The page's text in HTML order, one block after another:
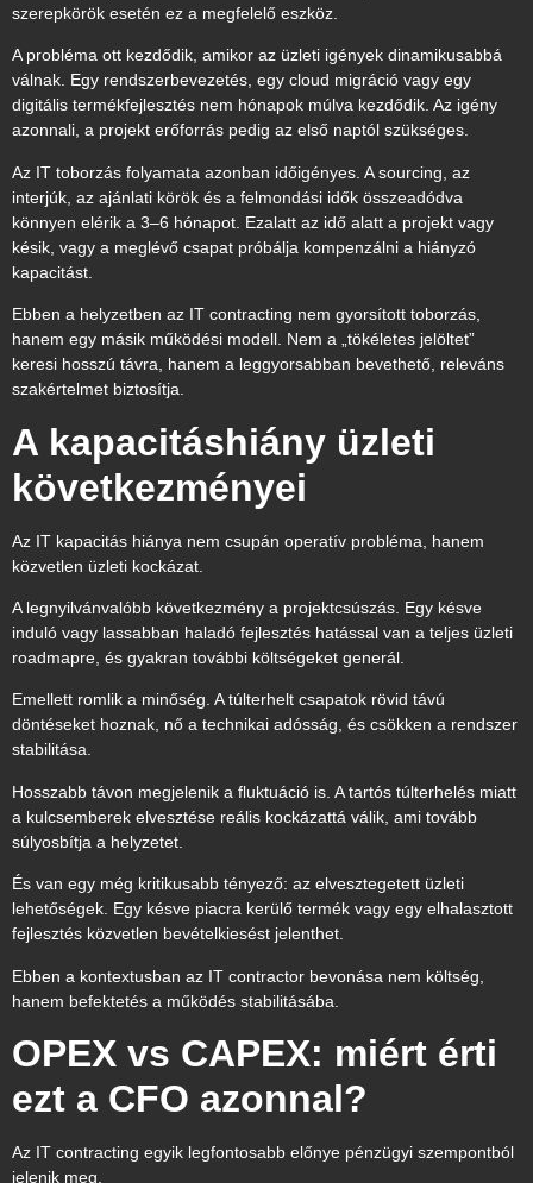
szerepkörök esetén ez a megfelelő eszköz.
A probléma ott kezdődik, amikor az üzleti igények dinamikusabbá
válnak. Egy rendszerbevezetés, egy cloud migráció vagy egy
digitális termékfejlesztés nem hónapok múlva kezdődik. Az igény
azonnali, a projekt erőforrás pedig az első naptól szükséges.
Az IT toborzás folyamata azonban időigényes. A sourcing, az
interjúk, az ajánlati körök és a felmondási idők összeadódva
könnyen elérik a 3–6 hónapot. Ezalatt az idő alatt a projekt vagy
késik, vagy a meglévő csapat próbálja kompenzálni a hiányzó
kapacitást.
Ebben a helyzetben az IT contracting nem gyorsított toborzás,
hanem egy másik működési modell. Nem a „tökéletes jelöltet”
keresi hosszú távra, hanem a leggyorsabban bevethető, releváns
szakértelmet biztosítja.
A kapacitáshiány üzleti
következményei
Az IT kapacitás hiánya nem csupán operatív probléma, hanem
közvetlen üzleti kockázat.
A legnyilvánvalóbb következmény a projektcsúszás. Egy késve
induló vagy lassabban haladó fejlesztés hatással van a teljes üzleti
roadmapre, és gyakran további költségeket generál.
Emellett romlik a minőség. A túlterhelt csapatok rövid távú
döntéseket hoznak, nő a technikai adósság, és csökken a rendszer
stabilitása.
Hosszabb távon megjelenik a fluktuáció is. A tartós túlterhelés miatt
a kulcsemberek elvesztése reális kockázattá válik, ami tovább
súlyosbítja a helyzetet.
És van egy még kritikusabb tényező: az elvesztegetett üzleti
lehetőségek. Egy késve piacra kerülő termék vagy egy elhalasztott
fejlesztés közvetlen bevételkiesést jelenthet.
Ebben a kontextusban az IT contractor bevonása nem költség,
hanem befektetés a működés stabilitásába.
OPEX vs CAPEX: miért érti
ezt a CFO azonnal?
Az IT contracting egyik legfontosabb előnye pénzügyi szempontból
jelenik meg.